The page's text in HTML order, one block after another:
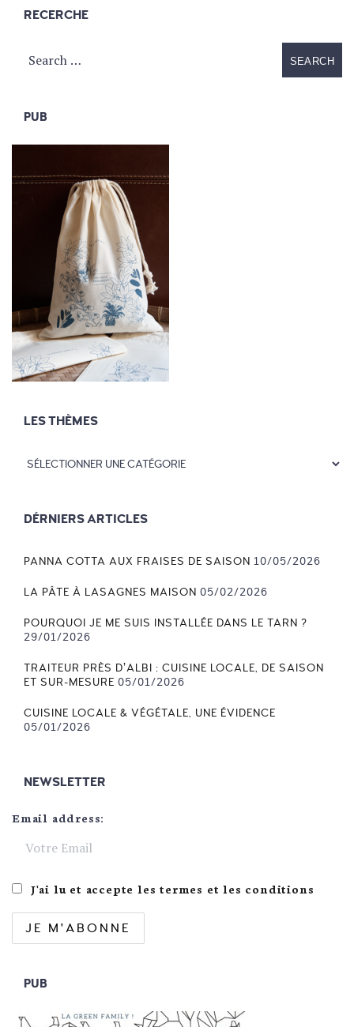
RECERCHE
PUB
LES THÈMES
DÉRNIERS ARTICLES
PANNA COTTA AUX FRAISES DE SAISON 10/05/2026
LA PÂTE À LASAGNES MAISON 05/02/2026
POURQUOI JE ME SUIS INSTALLÉE DANS LE TARN ?
29/01/2026
TRAITEUR PRÈS D’ALBI : CUISINE LOCALE, DE SAISON
ET SUR-MESURE 05/01/2026
CUISINE LOCALE & VÉGÉTALE, UNE ÉVIDENCE
05/01/2026
NEWSLETTER
Email address:
J'ai lu et accepte les termes et les conditions
PUB